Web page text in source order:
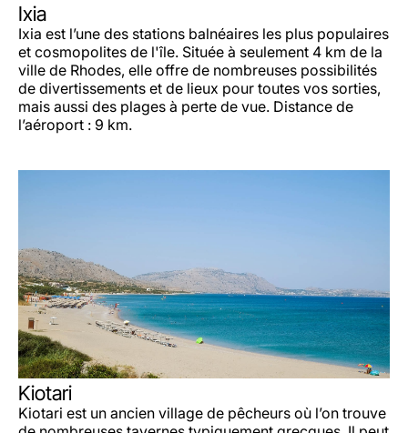
Ixia
Ixia est l’une des stations balnéaires les plus populaires
et cosmopolites de l'île. Située à seulement 4 km de la
ville de Rhodes, elle offre de nombreuses possibilités
de divertissements et de lieux pour toutes vos sorties,
mais aussi des plages à perte de vue. Distance de
l’aéroport : 9 km.
Kiotari
Kiotari est un ancien village de pêcheurs où l’on trouve